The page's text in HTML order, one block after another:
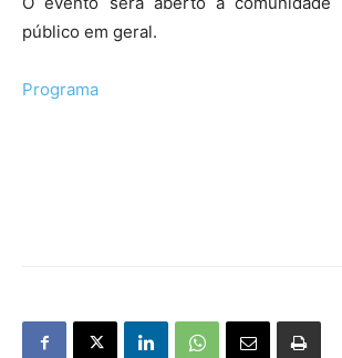
público em geral.
Programa